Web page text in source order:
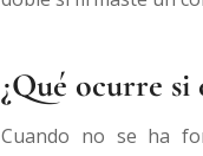
¿Qué ocurre
Cuando no se ha